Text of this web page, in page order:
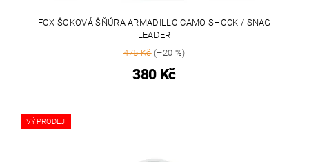
FOX ŠOKOVÁ ŠŇŮRA ARMADILLO CAMO SHOCK / SNAG
LEADER
475 Kč(–20 %)
380 Kč
VÝPRODEJ